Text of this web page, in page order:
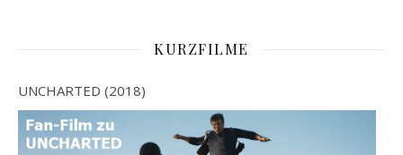
KURZFILME
UNCHARTED (2018)